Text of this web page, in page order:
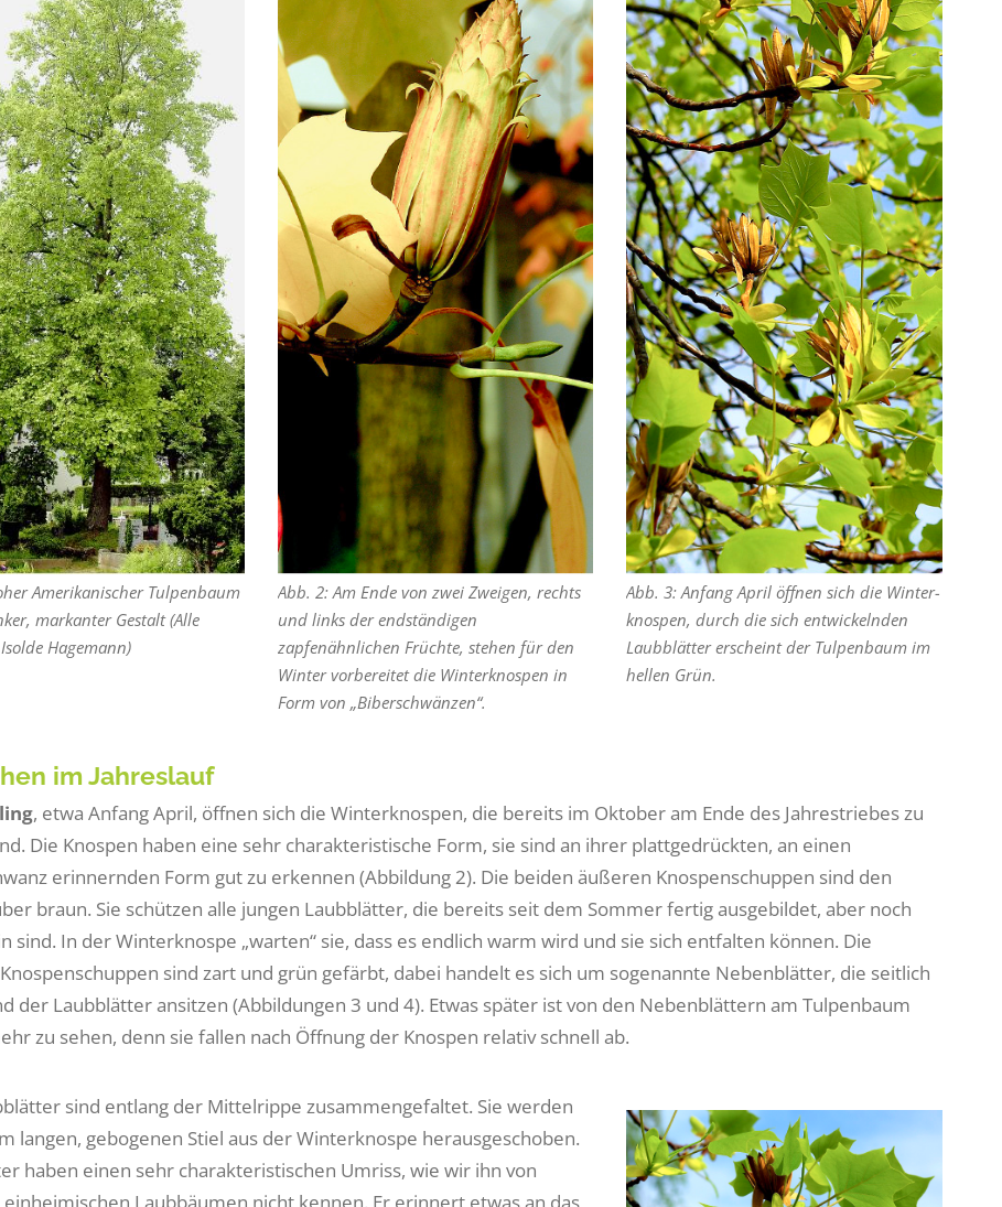
Amerikanischer Tulpenbaum
markanter Gestalt (Alle
Hagemann)
Abb. 2: Am Ende von zwei Zweigen, rechts
und links der endständigen
zapfenähnlichen Früchte, stehen für den
Winter vorbereitet die Winterknospen in
Form von „Biberschwänzen“.
Abb. 3: Anfang April öffnen sich die Winter­
knospen, durch die sich entwickelnden
Laubblätter erscheint der Tulpenbaum im
hellen Grün.
im Jahreslauf
, etwa Anfang April, öffnen sich die Winterknospen, die bereits im Oktober am Ende des Jahrestriebes zu
Die Knospen haben eine sehr charakteristische Form, sie sind an ihrer plattgedrückten, an einen
erinnernden Form gut zu erkennen (Abbildung 2). Die beiden äußeren Knospenschuppen sind den
braun. Sie schützen alle jungen Laubblätter, die bereits seit dem Sommer fertig ausgebildet, aber noch
sind. In der Winterknospe „warten“ sie, dass es endlich warm wird und sie sich entfalten können. Die
sind zart und grün gefärbt, dabei handelt es sich um sogenannte Nebenblätter, die seitlich
der Laubblätter ansitzen (Abbildungen 3 und 4). Etwas später ist von den Nebenblättern am Tulpenbaum
zu sehen, denn sie fallen nach Öffnung der Knospen relativ schnell ab.
sind entlang der Mittelrippe zusammengefaltet. Sie werden
langen, gebogenen Stiel aus der Winterknospe herausgeschoben.
haben einen sehr charakteristischen Umriss, wie wir ihn von